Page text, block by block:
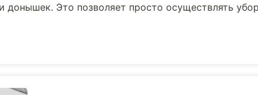
донышек. Это позволяет просто осуществлять